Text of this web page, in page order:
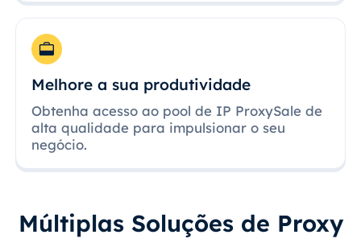
Melhore a sua produtividade
Obtenha acesso ao pool de IP ProxySale de
alta qualidade para impulsionar o seu
negócio.
Múltiplas Soluções de Proxy